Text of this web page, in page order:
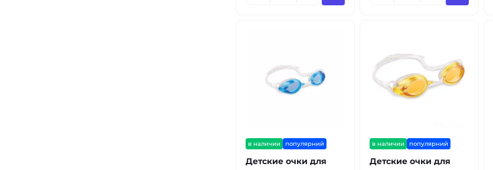
в наличии популярний
Детские очки для
в наличии популярний
Детские очки для